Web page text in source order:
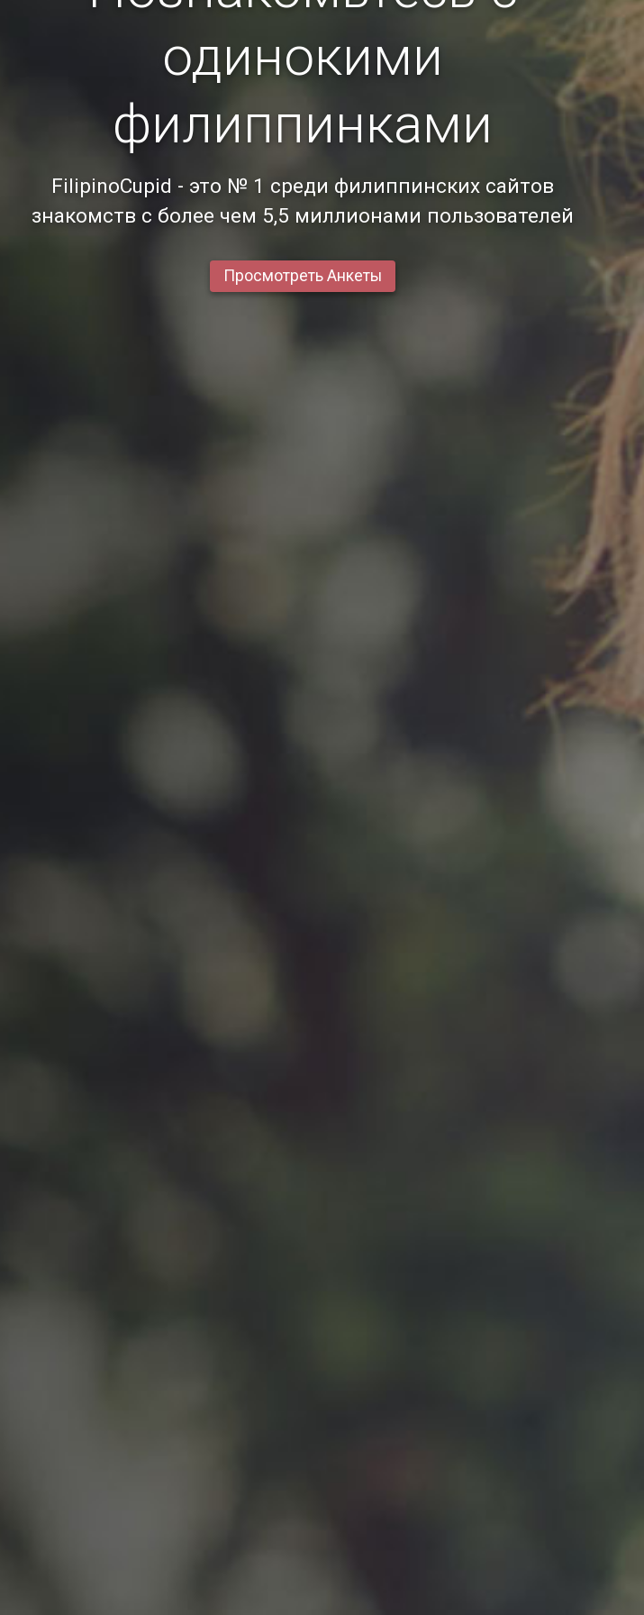
одинокими
филиппинками
FilipinoCupid - это № 1 среди филиппинских сайтов
знакомств с более чем 5,5 миллионами пользователей
Просмотреть Анкеты